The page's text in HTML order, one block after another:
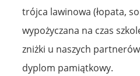
trójca lawinowa (łopata,
wypożyczana na czas
zniżki u naszych
dyplom pamiątkowy.